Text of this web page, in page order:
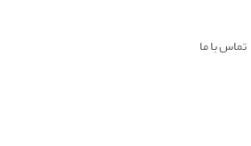
تماس با ما